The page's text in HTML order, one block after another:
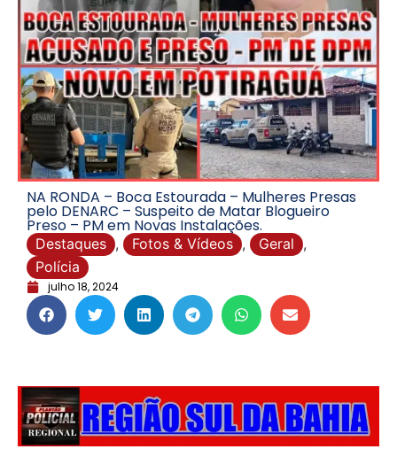
NA RONDA – Boca Estourada – Mulheres Presas
pelo DENARC – Suspeito de Matar Blogueiro
Preso – PM em Novas Instalações.
Destaques , Fotos & Vídeos , Geral ,
Polícia
julho 18, 2024